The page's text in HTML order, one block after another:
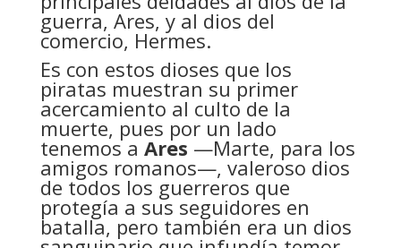
guerra, Ares, y al dios del
comercio, Hermes.
Es con estos dioses que los
piratas muestran su primer
acercamiento al culto de la
muerte, pues por un lado
tenemos a Ares —Marte, para los
amigos romanos—, valeroso dios
de todos los guerreros que
protegía a sus seguidores en
batalla, pero también era un dios